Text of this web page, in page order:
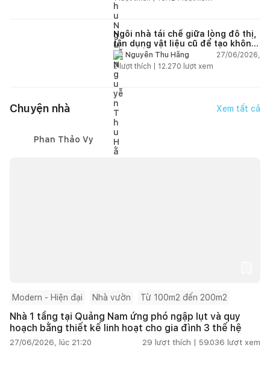
Ngôi nhà tái chế giữa lòng đô thị,
tận dụng vật liệu cũ để tạo không
gian sống linh hoạt
Nguyễn Thu Hằng
27/06/2026,
2lượt thích | 12.270 lượt xem
Chuyện nhà Xem tất cả
Phan Thảo Vy
Modern - Hiện đại Nhà vườn Từ 100m2 đến 200m2
Nhà 1 tầng tại Quảng Nam ứng phó ngập lụt và quy
hoạch bằng thiết kế linh hoạt cho gia đình 3 thế hệ
27/06/2026, lúc 21:20 29 lượt thích | 59.036 lượt xem